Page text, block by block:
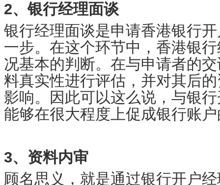
2、银行经理面谈
银行经理面谈是申请香港银行
一步。在这个环节中，香港银
况基本的判断。在与申请者的
料真实性进行评估，并对其后
影响。因此可以这么说，与银
能够在很大程度上促成银行账
3、资料内审
顾名思义，就是通过银行开户